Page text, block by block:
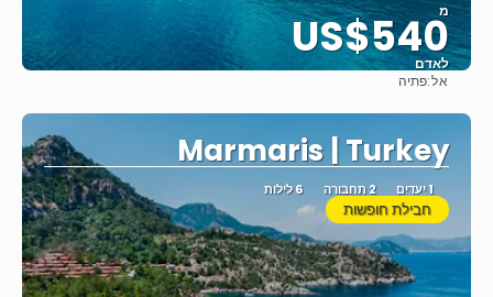
מ
US$540
לאדם
אל:פתיה
Marmaris | Turkey
1 יעדים 2 תחבורה 6 לילות
חבילת חופשות